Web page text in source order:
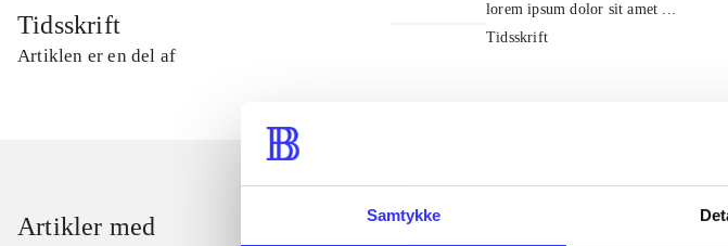
Samtykke
Tidsskrift
Artiklen er en del af
lorem ipsum dolor sit amet ...
Tidsskrift
Artikler med